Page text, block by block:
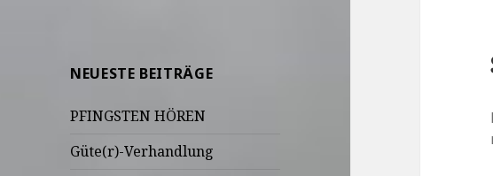
NEUESTE BEITRÄGE
PFINGSTEN HÖREN
Güte(r)-Verhandlung